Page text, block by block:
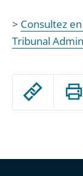
Passer
> Consultez
Tribunal